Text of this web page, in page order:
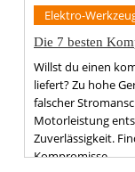
Elektro-
Die 7 besten
Willst du einen
liefert? Zu hohe
falscher
Motorleistung
Zuverlässigkeit.
Kompromisse.